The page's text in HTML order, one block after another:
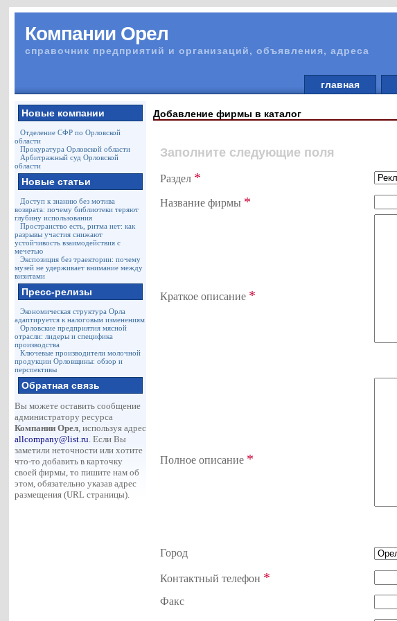
Компании Орел
справочник предприятий и организаций, объявления, адреса
главная
Новые компании
Отделение СФР по Орловской
области
Прокуратура Орловской области
Арбитражный суд Орловской
области
Новые статьи
Доступ к знанию без мотива
возврата: почему библиотеки теряют
глубину использования
Пространство есть, ритма нет: как
разрывы участия снижают
устойчивость взаимодействия с
мечетью
Экспозиция без траектории: почему
музей не удерживает внимание между
визитами
Пресс-релизы
Экономическая структура Орла
адаптируется к налоговым изменениям
Орловские предприятия мясной
отрасли: лидеры и специфика
производства
Ключевые производители молочной
продукции Орловщины: обзор и
перспективы
Обратная связь
Вы можете оставить сообщение
администратору ресурса
Компании Орел, используя адрес
allcompany@list.ru. Если Вы
заметили неточности или хотите
что-то добавить в карточку
своей фирмы, то пишите нам об
этом, обязательно указав адрес
размещения (URL страницы).
Добавление фирмы в каталог
Заполните следующие поля
Раздел *
Название фирмы *
Краткое описание *
Полное описание *
Город
Контактный телефон *
Факс